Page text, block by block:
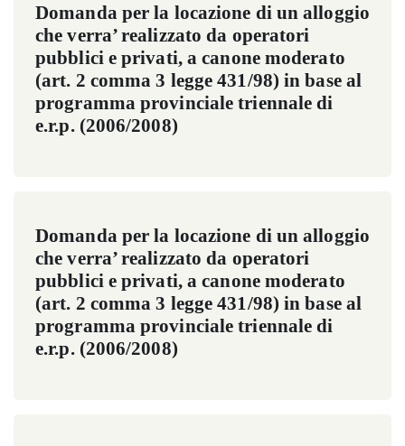
Domanda per la locazione di un alloggio
che verra’ realizzato da operatori
pubblici e privati, a canone moderato
(art. 2 comma 3 legge 431/98) in base al
programma provinciale triennale di
e.r.p. (2006/2008)
Domanda per la locazione di un alloggio
che verra’ realizzato da operatori
pubblici e privati, a canone moderato
(art. 2 comma 3 legge 431/98) in base al
programma provinciale triennale di
e.r.p. (2006/2008)